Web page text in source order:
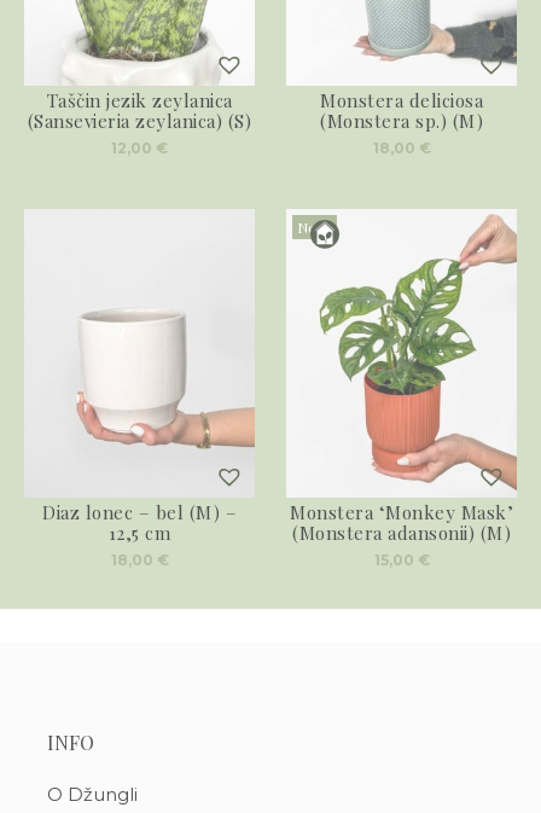
Taščin jezik zeylanica
(Sansevieria zeylanica) (S)
12,00 €
Monstera deliciosa
(Monstera sp.) (M)
18,00 €
Diaz lonec – bel (M) –
12,5 cm
18,00 €
Novo
Monstera ‘Monkey Mask’
(Monstera adansonii) (M)
15,00 €
INFO
O Džungli